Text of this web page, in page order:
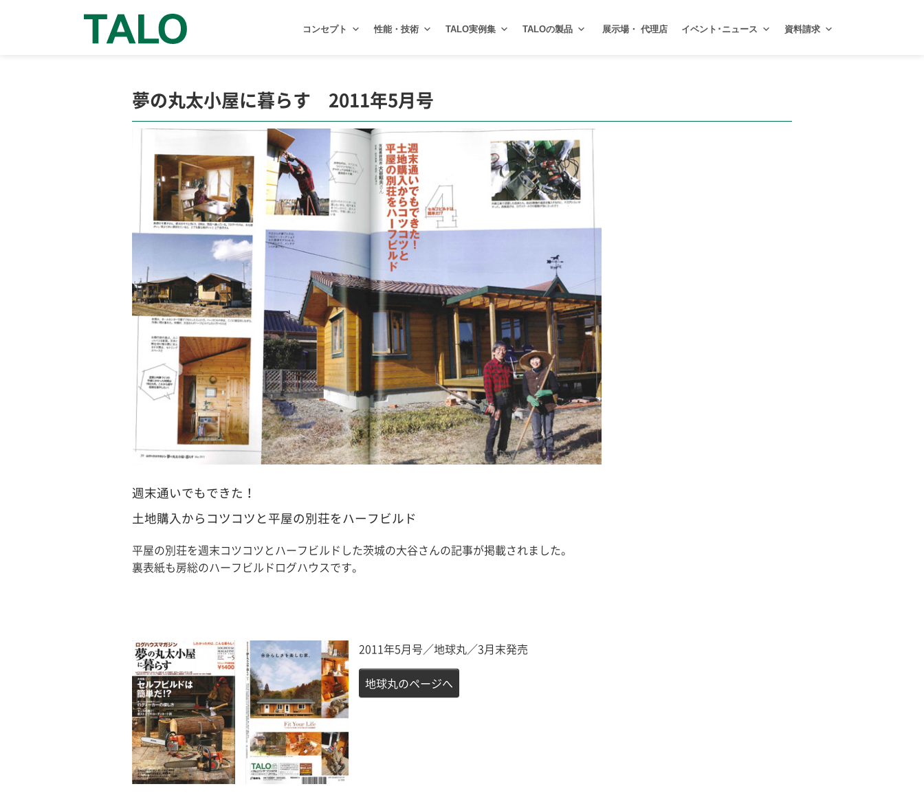
コンセプト 性能・技術 TALO実例集 TALOの製品 展示場・ 代理店 イベント･ニュース 資料請求
夢の丸太小屋に暮らす 2011年5月号
週末通いでもできた！
土地購入からコツコツと平屋の別荘をハーフビルド
平屋の別荘を週末コツコツとハーフビルドした茨城の大谷さんの記事が掲載されました。
裏表紙も房総のハーフビルドログハウスです。
2011年5月号／地球丸／3月末発売
地球丸のページへ